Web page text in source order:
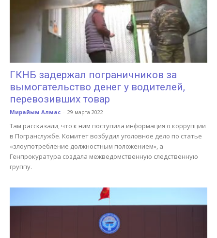
ГКНБ задержал пограничников за
вымогательство денег у водителей,
перевозивших товар
Мирайым Алмас - 29 марта 2022
Там рассказали, что к ним поступила информация о коррупции
в Погранслужбе. Комитет возбудил уголовное дело по статье
«злоупотребление должностным положением», а
Генпрокуратура создала межведомственную следственную
группу.